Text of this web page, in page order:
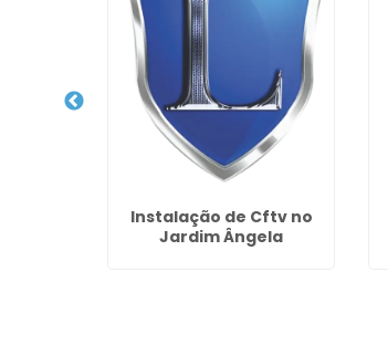
Instalação de Cftv no
Jardim Ângela